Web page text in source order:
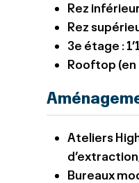
Rez
Rez
3e étage :
Rooftop (en
Ateliers
Bureaux